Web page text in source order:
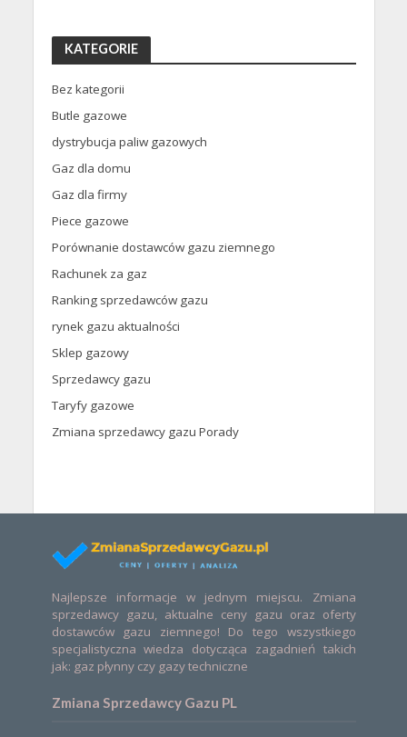
KATEGORIE
Bez kategorii
Butle gazowe
dystrybucja paliw gazowych
Gaz dla domu
Gaz dla firmy
Piece gazowe
Porównanie dostawców gazu ziemnego
Rachunek za gaz
Ranking sprzedawców gazu
rynek gazu aktualności
Sklep gazowy
Sprzedawcy gazu
Taryfy gazowe
Zmiana sprzedawcy gazu Porady
Najlepsze informacje w jednym miejscu. Zmiana
sprzedawcy gazu, aktualne ceny gazu oraz oferty
dostawców gazu ziemnego! Do tego wszystkiego
specjalistyczna wiedza dotycząca zagadnień takich
jak: gaz płynny czy gazy techniczne
Zmiana Sprzedawcy Gazu PL